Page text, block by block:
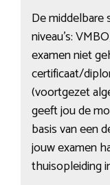
De middelbare
niveau’s:
examen niet
certificaat/
(voortgezet
geeft jou de
basis van een
jouw examen
thuisopleiding